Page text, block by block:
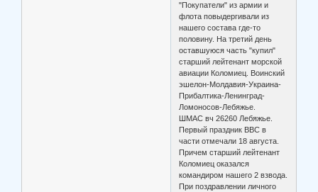
"Покупатели" из армии и
флота повыдергивали из
нашего состава где-то
половину. На третий день
оставшуюся часть "купил"
старший лейтенант морской
авиации Коломиец. Воинский
эшелон-Молдавия-Украина-
Прибалтика-Ленинград-
Ломоносов-Лебяжье.
ШМАС вч 26260 Лебяжье.
Первый праздник ВВС в
части отмечали 18 августа.
Причем старший лейтенант
Коломиец оказался
командиром нашего 2 взвода.
При поздравлении личного